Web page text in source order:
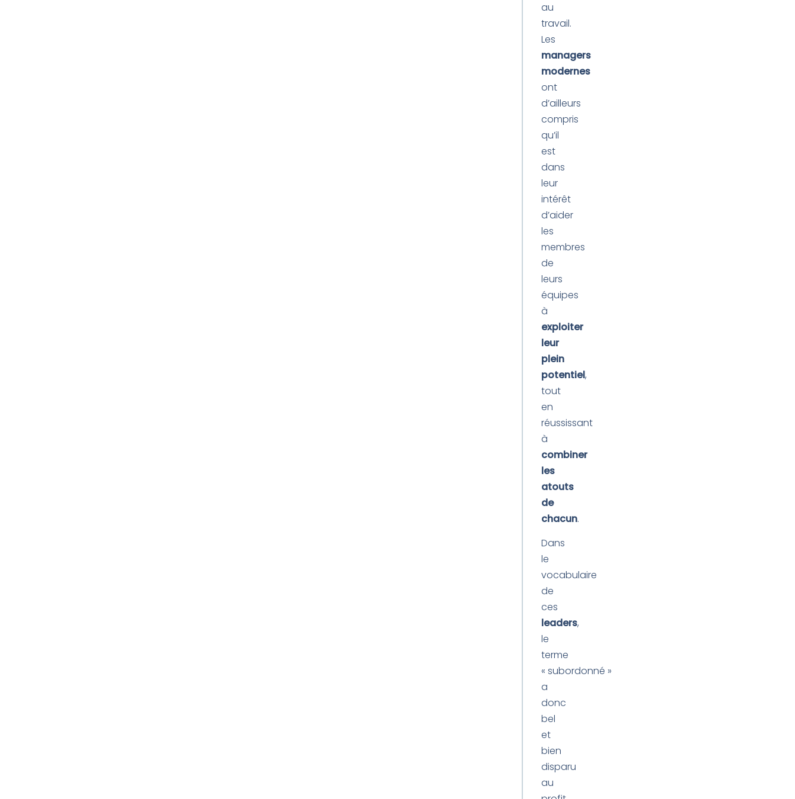
au
travail.
Les
managers
modernes
ont
d’ailleurs
compris
qu’il
est
dans
leur
intérêt
d’aider
les
membres
de
leurs
équipes
à
exploiter
leur
plein
potentiel,
tout
en
réussissant
à
combiner
les
atouts
de
chacun.
Dans
le
vocabulaire
de
ces
leaders,
le
terme
« subordonné »
a
donc
bel
et
bien
disparu
au